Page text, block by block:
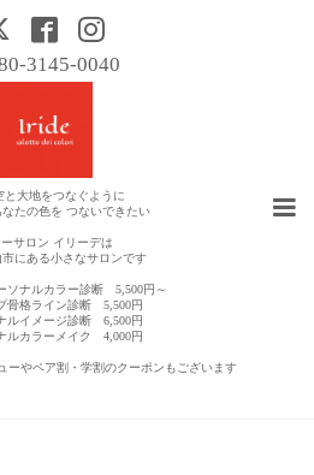
3145-0040
と大地をつなぐように
たの色を つないできたい
サロン イリーデは
にある小さなサロンです
ソナルカラー診断 5,500円～
骨格ライン診断 5,500円
ルイメージ診断 6,500円
ルカラーメイク 4,000円
ーやペア割・学割のクーポンもございます